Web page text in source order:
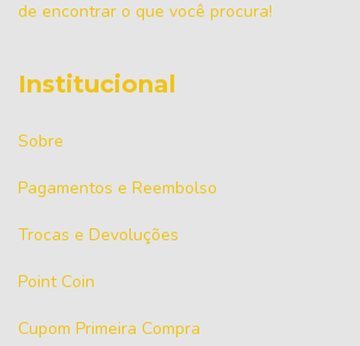
de encontrar o que você procura!
Institucional
Sobre
Pagamentos e Reembolso
Trocas e Devoluções
Point Coin
Cupom Primeira Compra